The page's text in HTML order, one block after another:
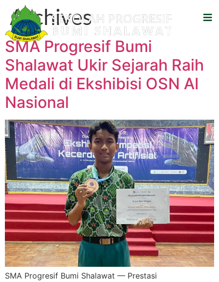
Archives
SMA Progresif Bumi
Shalawat Ukir Sejarah Raih
Medali di Ekshibisi OSN AI
Nasional
SMA Progresif Bumi Shalawat — Prestasi